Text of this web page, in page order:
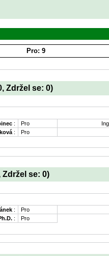
Pro: 9
Zdržel se: 0)
: Pro
: Pro
Zdržel se: 0)
:
Pro
: Pro